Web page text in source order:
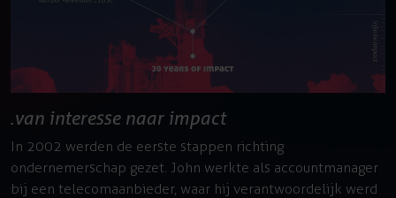
van interesse naar impact
In 2002 werden de eerste stappen richting
ondernemerschap gezet. John werkte als accountmanager
bij een telecomaanbieder, waar hij verantwoordelijk werd